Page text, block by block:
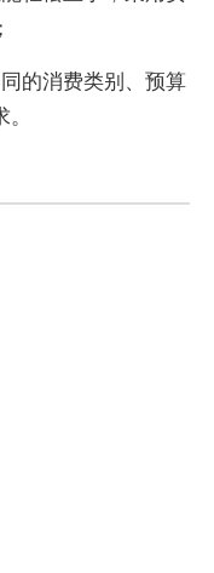
的消费类别、预算